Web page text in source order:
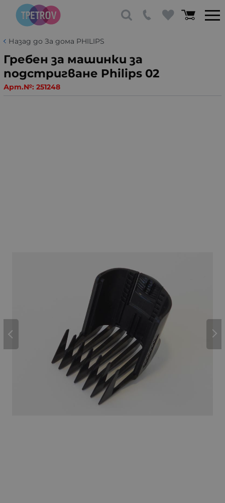
Назад до За дома PHILIPS
Гребен за машинки за
подстригване Philips 02
Арт.№: 251248